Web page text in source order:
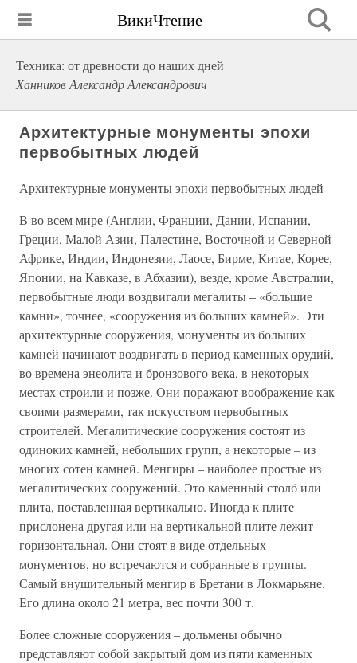
ВикиЧтение
Техника: от древности до наших дней
Ханников Александр Александрович
Архитектурные монументы эпохи
первобытных людей
Архитектурные монументы эпохи первобытных людей
В во всем мире (Англии, Франции, Дании, Испании,
Греции, Малой Азии, Палестине, Восточной и Северной
Африке, Индии, Индонезии, Лаосе, Бирме, Китае, Корее,
Японии, на Кавказе, в Абхазии), везде, кроме Австралии,
первобытные люди воздвигали мегалиты – «большие
камни», точнее, «сооружения из больших камней». Эти
архитектурные сооружения, монументы из больших
камней начинают воздвигать в период каменных орудий,
во времена энеолита и бронзового века, в некоторых
местах строили и позже. Они поражают воображение как
своими размерами, так искусством первобытных
строителей. Мегалитические сооружения состоят из
одиноких камней, небольших групп, а некоторые – из
многих сотен камней. Менгиры – наиболее простые из
мегалитических сооружений. Это каменный столб или
плита, поставленная вертикально. Иногда к плите
прислонена другая или на вертикальной плите лежит
горизонтальная. Они стоят в виде отдельных
монументов, но встречаются и собранные в группы.
Самый внушительный менгир в Бретани в Локмарьяне.
Его длина около 21 метра, вес почти 300 т.
Более сложные сооружения – дольмены обычно
представляют собой закрытый дом из пяти каменных